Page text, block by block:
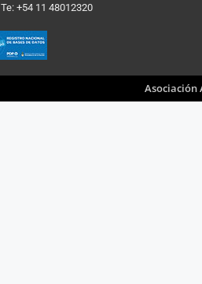
Te: +54 11 48012320
Asociación